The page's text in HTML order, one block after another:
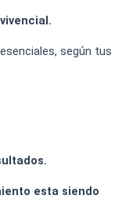
según tus
esta siendo